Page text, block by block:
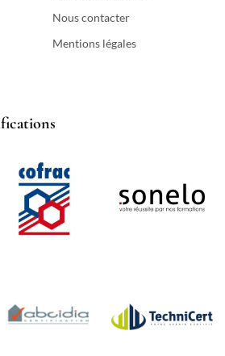
Nous contacter
Mentions légales